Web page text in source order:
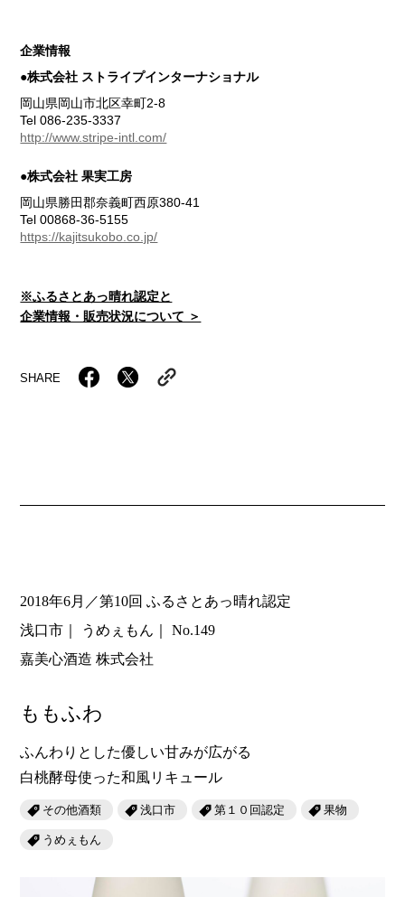
企業情報
●株式会社 ストライプインターナショナル
岡山県岡山市北区幸町2-8
Tel 086-235-3337
http://www.stripe-intl.com/
●株式会社 果実工房
岡山県勝田郡奈義町西原380-41
Tel 00868-36-5155
https://kajitsukobo.co.jp/
※ふるさとあっ晴れ認定と
企業情報・販売状況について ＞
SHARE
2018年6月／第10回 ふるさとあっ晴れ認定
浅口市
うめぇもん
No.149
嘉美心酒造 株式会社
ももふわ
ふんわりとした優しい甘みが広がる
白桃酵母使った和風リキュール
その他酒類 浅口市 第１０回認定 果物
うめぇもん